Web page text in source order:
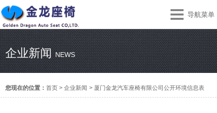
导航菜单
企业新闻NEWS
您现在的位置：首页 >企业新闻 > 厦门金龙汽车座椅有限公司公开环境信息表